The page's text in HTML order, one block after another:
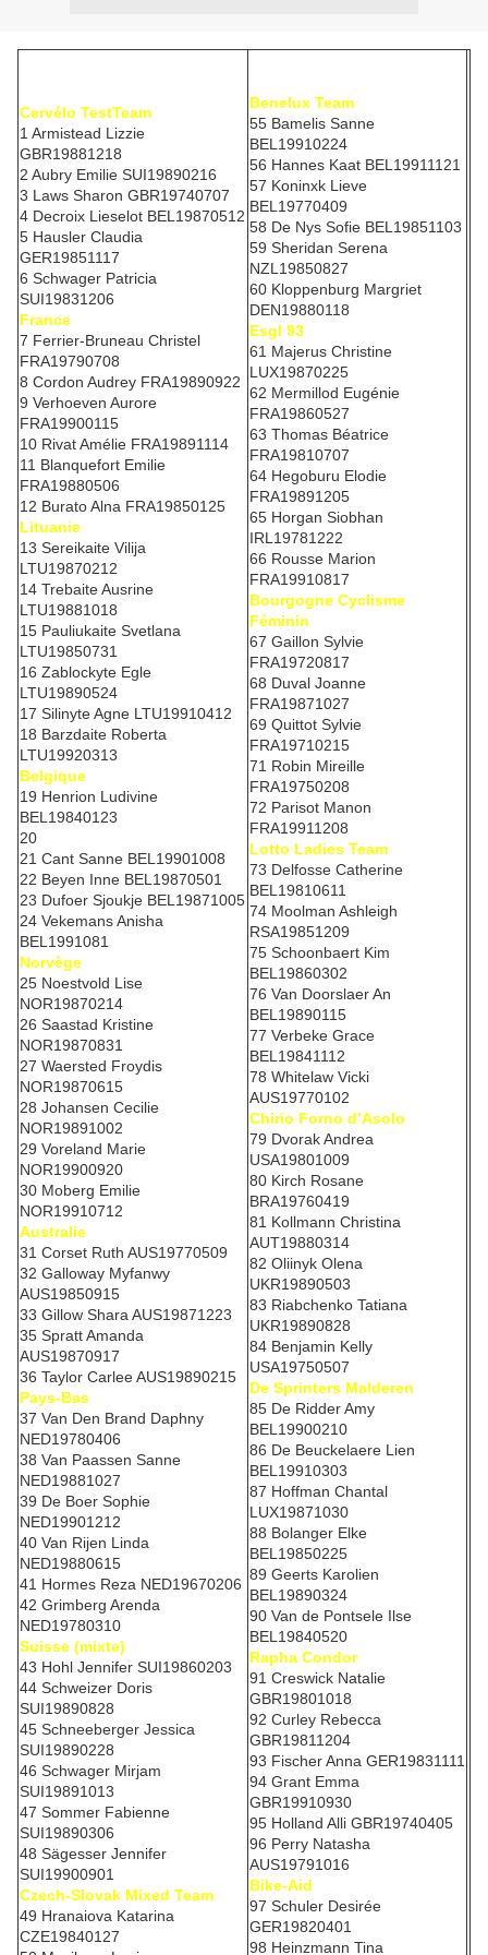
Cervélo TestTeam
1 Armistead Lizzie
GBR19881218
2 Aubry Emilie SUI19890216
3 Laws Sharon GBR19740707
4 Decroix Lieselot BEL19870512
5 Hausler Claudia
GER19851117
6 Schwager Patricia
SUI19831206
France
7 Ferrier-Bruneau Christel
FRA19790708
8 Cordon Audrey FRA19890922
9 Verhoeven Aurore
FRA19900115
10 Rivat Amélie FRA19891114
11 Blanquefort Emilie
FRA19880506
12 Burato Alna FRA19850125
Lituanie
13 Sereikaite Vilija
LTU19870212
14 Trebaite Ausrine
LTU19881018
15 Pauliukaite Svetlana
LTU19850731
16 Zablockyte Egle
LTU19890524
17 Silinyte Agne LTU19910412
18 Barzdaite Roberta
LTU19920313
Belgique
19 Henrion Ludivine
BEL19840123
20
21 Cant Sanne BEL19901008
22 Beyen Inne BEL19870501
23 Dufoer Sjoukje BEL19871005
24 Vekemans Anisha
BEL1991081
Norvège
25 Noestvold Lise
NOR19870214
26 Saastad Kristine
NOR19870831
27 Waersted Froydis
NOR19870615
28 Johansen Cecilie
NOR19891002
29 Voreland Marie
NOR19900920
30 Moberg Emilie
NOR19910712
Australie
31 Corset Ruth AUS19770509
32 Galloway Myfanwy
AUS19850915
33 Gillow Shara AUS19871223
35 Spratt Amanda
AUS19870917
36 Taylor Carlee AUS19890215
Pays-Bas
37 Van Den Brand Daphny
NED19780406
38 Van Paassen Sanne
NED19881027
39 De Boer Sophie
NED19901212
40 Van Rijen Linda
NED19880615
41 Hormes Reza NED19670206
42 Grimberg Arenda
NED19780310
Suisse (mixte)
43 Hohl Jennifer SUI19860203
44 Schweizer Doris
SUI19890828
45 Schneeberger Jessica
SUI19890228
46 Schwager Mirjam
SUI19891013
47 Sommer Fabienne
SUI19890306
48 Sägesser Jennifer
SUI19900901
Czech-Slovak Mixed Team
49 Hranaiova Katarina
CZE19840127
Benelux Team
55 Bamelis Sanne
BEL19910224
56 Hannes Kaat BEL19911121
57 Koninxk Lieve
BEL19770409
58 De Nys Sofie BEL19851103
59 Sheridan Serena
NZL19850827
60 Kloppenburg Margriet
DEN19880118
Esgl 93
61 Majerus Christine
LUX19870225
62 Mermillod Eugénie
FRA19860527
63 Thomas Béatrice
FRA19810707
64 Hegoburu Elodie
FRA19891205
65 Horgan Siobhan
IRL19781222
66 Rousse Marion
FRA19910817
Bourgogne Cyclisme
Féminin
67 Gaillon Sylvie
FRA19720817
68 Duval Joanne
FRA19871027
69 Quittot Sylvie
FRA19710215
71 Robin Mireille
FRA19750208
72 Parisot Manon
FRA19911208
Lotto Ladies Team
73 Delfosse Catherine
BEL19810611
74 Moolman Ashleigh
RSA19851209
75 Schoonbaert Kim
BEL19860302
76 Van Doorslaer An
BEL19890115
77 Verbeke Grace
BEL19841112
78 Whitelaw Vicki
AUS19770102
Chirio Forno d’Asolo
79 Dvorak Andrea
USA19801009
80 Kirch Rosane
BRA19760419
81 Kollmann Christina
AUT19880314
82 Oliinyk Olena
UKR19890503
83 Riabchenko Tatiana
UKR19890828
84 Benjamin Kelly
USA19750507
De Sprinters Malderen
85 De Ridder Amy
BEL19900210
86 De Beuckelaere Lien
BEL19910303
87 Hoffman Chantal
LUX19871030
88 Bolanger Elke
BEL19850225
89 Geerts Karolien
BEL19890324
90 Van de Pontsele Ilse
BEL19840520
Rapha Condor
91 Creswick Natalie
GBR19801018
92 Curley Rebecca
GBR19811204
93 Fischer Anna GER19831111
94 Grant Emma
GBR19910930
95 Holland Alli GBR19740405
96 Perry Natasha
AUS19791016
Bike-Aid
97 Schuler Desirée
GER19820401
98 Heinzmann Tina